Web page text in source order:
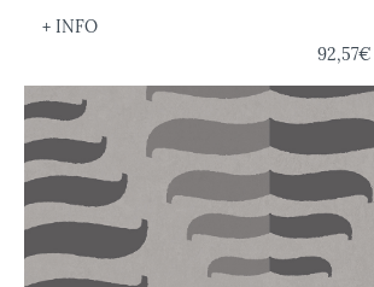
+ INFO
92,57€